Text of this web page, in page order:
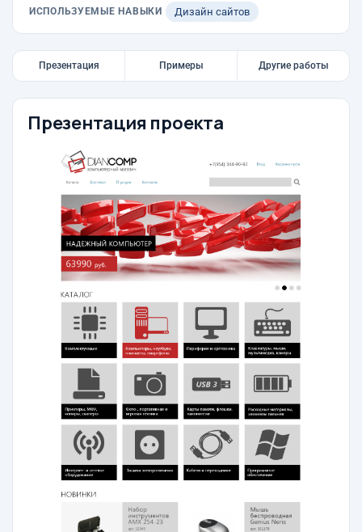
ИСПОЛЬЗУЕМЫЕ НАВЫКИ Дизайн сайтов
Презентация Примеры Другие работы
Презентация проекта